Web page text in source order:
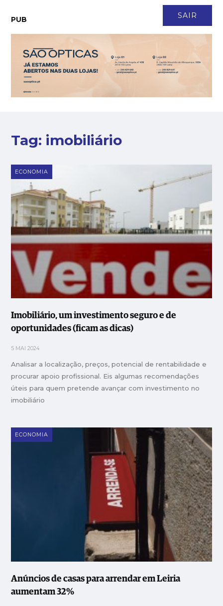
SAIR
PUB
Tag: imobiliário
ECONOMIA
Imobiliário, um investimento seguro e de
oportunidades (ficam as dicas)
5 MAI 2024
Analisar a localização, preços, potencial de rentabilidade e
procurar apoio profissional. Eis algumas recomendações
úteis para quem pretende avançar com investimento no
imobiliário
ECONOMIA
Anúncios de casas para arrendar em Leiria
aumentam 32%